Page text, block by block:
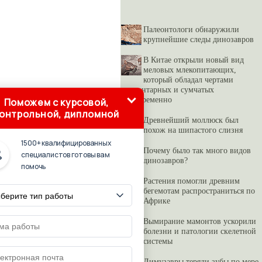
Палеонтологи обнаружили
крупнейшие следы динозавров
В Китае открыли новый вид
меловых млекопитающих,
который обладал чертами
плацентарных и сумчатых
одновременно
Древнейший моллюск был
похож на шипастого слизня
Почему было так много видов
динозавров?
Растения помогли древним
бегемотам распространиться по
Африке
Вымирание мамонтов ускорили
болезни и патологии скелетной
системы
Поможем с курсовой,
дипломной
1500+ квалифицированных
специалистов готовы вам
помочь